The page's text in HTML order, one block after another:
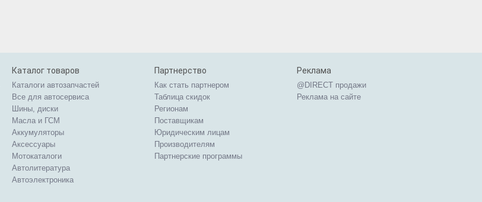
Каталог товаров
Каталоги автозапчастей
Все для автосервиса
Шины, диски
Масла и ГСМ
Аккумуляторы
Аксессуары
Мотокаталоги
Автолитература
Автоэлектроника
Партнерство
Как стать партнером
Таблица скидок
Регионам
Поставщикам
Юридическим лицам
Производителям
Партнерские программы
Реклама
@DIRECT продажи
Реклама на сайте